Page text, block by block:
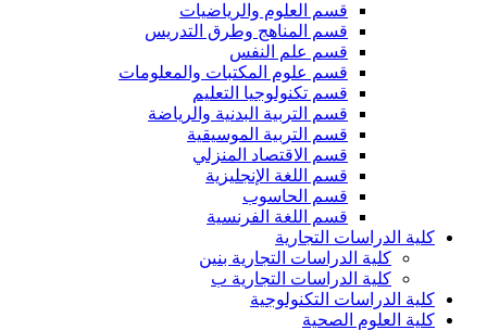
قسم العلوم والرياضيات
قسم المناهج وطرق التدريس
قسم علم النفس
قسم علوم المكتبات والمعلومات
قسم تكنولوجيا التعليم
قسم التربية البدنية والرياضة
قسم التربية الموسيقية
قسم الاقتصاد المنزلي
قسم اللغة الإنجليزية
قسم الحاسوب
قسم اللغة الفرنسية
كلية الدراسات التجارية
كلية الدراسات التجارية بنين
كلية الدراسات التجارية ب
كلية الدراسات التكنولوجية
كلية العلوم الصحية